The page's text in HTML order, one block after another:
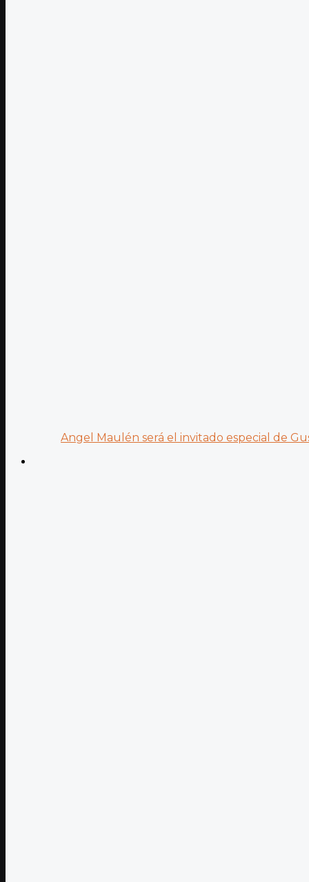
Angel Maulén será el invitado especial de